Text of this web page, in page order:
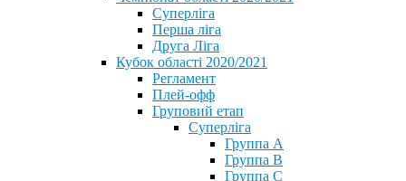
Суперліга
Перша ліга
Друга Ліга
Кубок області 2020/2021
Регламент
Плей-офф
Груповий етап
Суперліга
Группа A
Группа B
Группа C